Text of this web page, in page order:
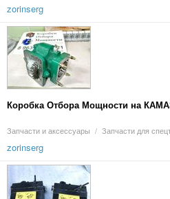
zorinserg
Коробка Отбора Мощности на
Запчасти и аксессуары / Запчасти для
zorinserg